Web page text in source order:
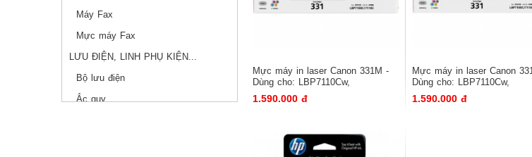
Máy Fax
Mực máy Fax
LƯU ĐIỆN, LINH PHỤ KIỆN...
Bộ lưu điện
Ắc quy
Mực máy in laser Canon 331M -
Dùng cho: LBP7110Cw,
LBP7100Cn, MF 8210Cn
1.590.000 đ
Mực máy in laser Canon
Dùng cho: LBP7110Cw,
LBP7100Cn, MF 8210Cn
1.590.000 đ